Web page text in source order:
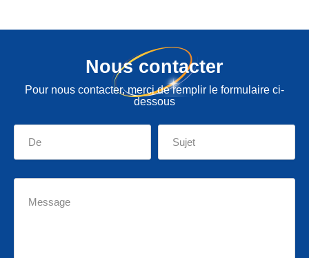
Nous contacter
Pour nous contacter, merci de remplir le formulaire ci-
dessous